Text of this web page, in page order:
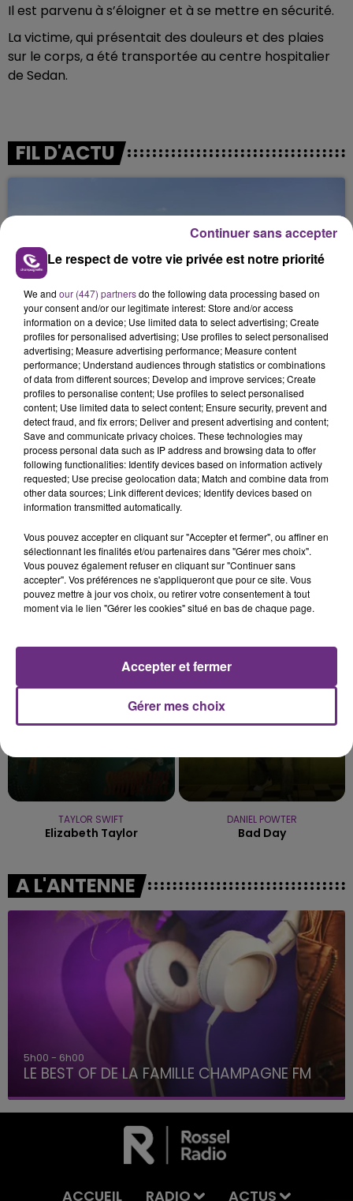
Il est parvenu à s’éloigner et à se mettre en sécurité.
La victime, qui présentait des douleurs et des plaies
sur le corps, a été transportée au centre hospitalier
de Sedan.
FIL D'ACTU
14h39
L'INSPECTION DU TRAVAIL RAPPELLE À
L'ORDRE SUR LES CONDITIONS DE...
Alors que les dates de début des vendange 2026
s'est avéré être plus précoce que prévu,
l'inspection du Travail en profite pour rappeler
les conditions de...
5 août 2026
UN FEU DE REMORQUE BLOQUE LA
CIRCULATION DANS LES ARDENNES
Un feu de remorque s'est déclaré ce mercredi en
fin de matinée sur l'A34.
TITRES DIFFUSÉS
TAYLOR SWIFT
Elizabeth Taylor
DANIEL POWTER
Bad Day
A L'ANTENNE
5h00 - 6h00
LE BEST OF DE LA FAMILLE CHAMPAGNE FM
ACCUEIL RADIO ACTUS
Le respect de votre vie privée est notre priorité
We and our (447) partnersdo the following data processing based on
your consent and/or our legitimate interest: Store and/or access
information on a device; Use limited data to select advertising; Create
profiles for personalised advertising; Use profiles to select personalised
advertising; Measure advertising performance; Measure content
performance; Understand audiences through statistics or combinations
of data from different sources; Develop and improve services; Create
profiles to personalise content; Use profiles to select personalised
content; Use limited data to select content; Ensure security, prevent and
detect fraud, and fix errors; Deliver and present advertising and content;
Save and communicate privacy choices. These technologies may
process personal data such as IP address and browsing data to offer
following functionalities: Identify devices based on information actively
requested; Use precise geolocation data; Match and combine data from
other data sources; Link different devices; Identify devices based on
information transmitted automatically.
Vous pouvez accepter en cliquant sur "Accepter et fermer", ou affiner en
sélectionnant les finalités et/ou partenaires dans "Gérer mes choix".
Vous pouvez également refuser en cliquant sur "Continuer sans
accepter". Vos préférences ne s'appliqueront que pour ce site. Vous
pouvez mettre à jour vos choix, ou retirer votre consentement à tout
moment via le lien "Gérer les cookies" situé en bas de chaque page.
Gérer mes choix
Accepter et fermer
Continuer sans accepter